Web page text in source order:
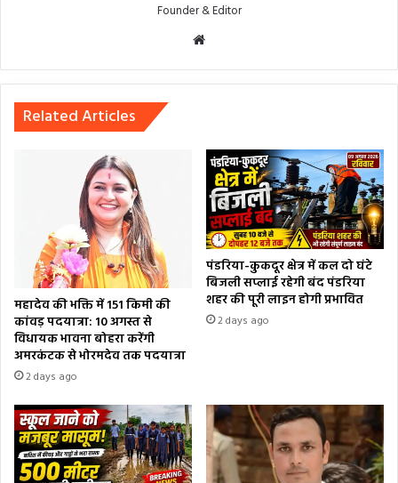
Founder & Editor
Related Articles
महादेव की भक्ति में 151 किमी की
कांवड़ पदयात्रा: 10 अगस्त से
विधायक भावना बोहरा करेंगी
अमरकंटक से भोरमदेव तक पदयात्रा
2 days ago
पंडरिया-कुकदूर क्षेत्र में कल दो घंटे
बिजली सप्लाई रहेगी बंद पंडरिया
शहर की पूरी लाइन होगी प्रभावित
2 days ago